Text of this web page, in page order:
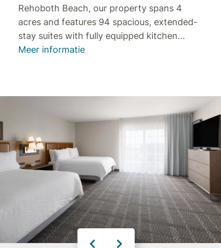
Rehoboth Beach, our property spans 4
acres and features 94 spacious, extended-
stay suites with fully equipped kitchen...
Meer informatie